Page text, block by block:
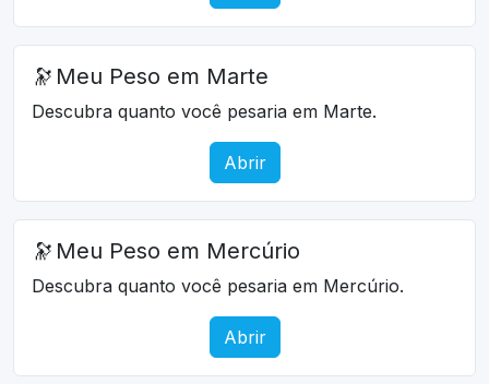
🔭 Meu Peso em Marte
Descubra quanto você pesaria em Marte.
Abrir
🔭 Meu Peso em Mercúrio
Descubra quanto você pesaria em Mercúrio.
Abrir